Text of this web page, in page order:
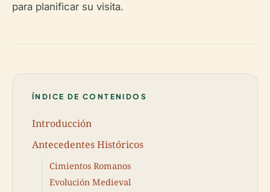
para planificar su visita.
ÍNDICE DE CONTENIDOS
Introducción
Antecedentes Históricos
Cimientos Romanos
Evolución Medieval